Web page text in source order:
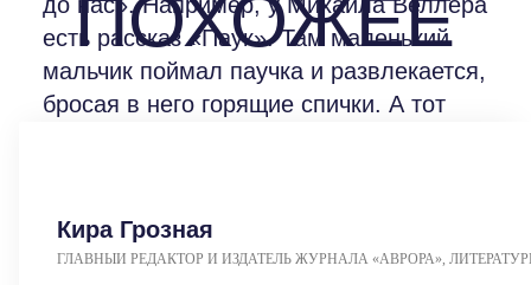
Кира Грозная
ГЛАВНЫЙ РЕДАКТОР И ИЗДАТЕЛЬ ЖУРНАЛА «АВРОРА»,